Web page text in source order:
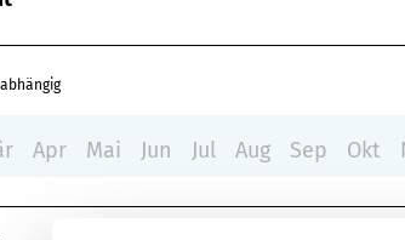
Apr Mai Jun Jul Aug Sep Okt